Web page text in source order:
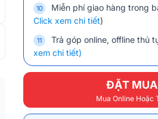
Miễn phí giao hàng trong
Click xem chi tiết)
Trả góp online, offline thủ
xem chi tiết)
ĐẶT
Mua Online Hoặc